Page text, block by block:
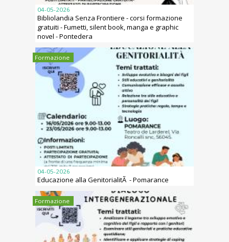
04-05-2026
Bibliolandia Senza Frontiere - corsi formazione
gratuiti - Fumetti, silent book, manga e graphic
novel - Pontedera
Formazione
04-05-2026
Educazione alla GenitorialitÃ - Pomarance
Formazione